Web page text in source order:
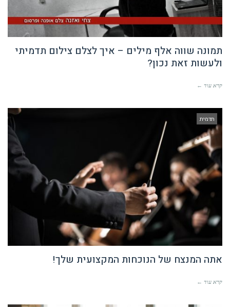
תמונה שווה אלף מילים – איך לצלם צילום תדמיתי
ולעשות זאת נכון?
קרא עוד ←
תדמית
אתה המנצח של הנוכחות המקצועית שלך!
קרא עוד ←